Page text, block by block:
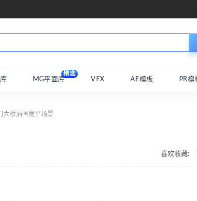
MG平面库
精选
VFX AE模板 PR模
大桥插画扁平场景
喜欢收藏: